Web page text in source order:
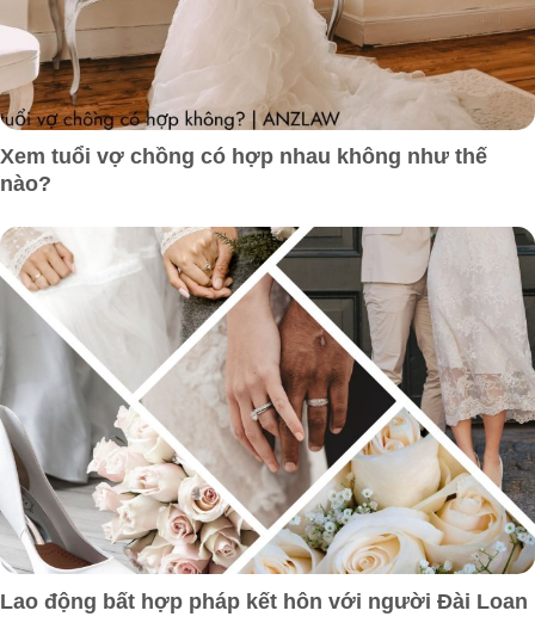
Xem tuổi vợ chồng có hợp nhau không như thế
nào?
Lao động bất hợp pháp kết hôn với người Đài Loan